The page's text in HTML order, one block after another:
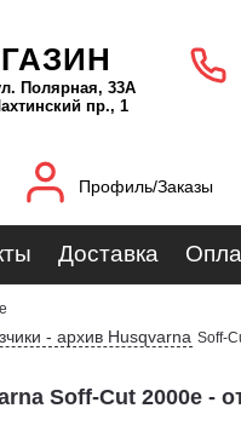
Полярная, 33А
пр., 1
Профиль/Заказы
Доставка
- архив Husqvarna Soff-
Soff-Cut 2000e -